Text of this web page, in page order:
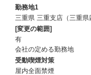
勤務地1
三重県 三重支店（三重県
[変更の範囲]
有
会社の定める勤務地
受動喫煙対策
屋内全面禁煙